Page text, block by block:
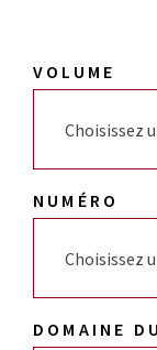
VOLUME
Choisissez
NUMÉRO
Choisissez
DOMAINE